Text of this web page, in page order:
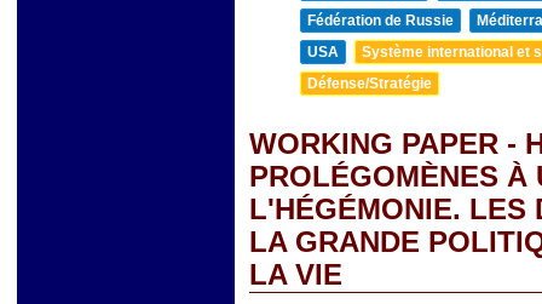
Fédération de Russie
USA
Système international et
Défense/Stratégie
WORKING PAPER -
PROLÉGOMÈNES À
L'HÉGÉMONIE. LES
LA GRANDE
LA VIE